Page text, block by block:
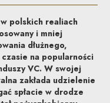
polskich realiach
i mniej
dłużnego,
na popularności
VC. W swojej
zakłada udzielenie
spłacie w drodze